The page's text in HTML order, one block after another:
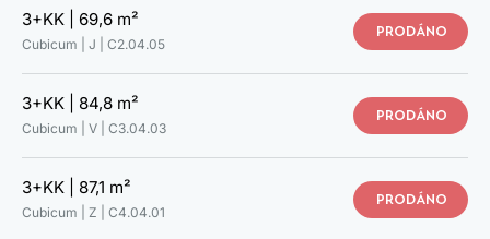
C5.04.09
C5.04.10
3+KK | 69,6 m²
Cubicum | J | C2.04.05
PRODÁNO
3+KK | 84,8 m²
Cubicum | V | C3.04.03
PRODÁNO
3+KK | 87,1 m²
Cubicum | Z | C4.04.01
PRODÁNO